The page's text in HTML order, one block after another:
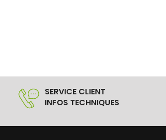
SERVICE CLIENT
INFOS TECHNIQUES